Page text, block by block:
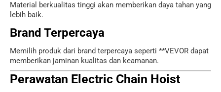
Material berkualitas tinggi akan memberikan daya tahan yang
lebih baik.
Brand Terpercaya
Memilih produk dari brand terpercaya seperti **VEVOR dapat
memberikan jaminan kualitas dan keamanan.
Perawatan Electric Chain Hoist